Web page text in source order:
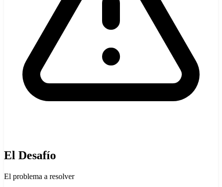
El Desafío
El problema a resolver